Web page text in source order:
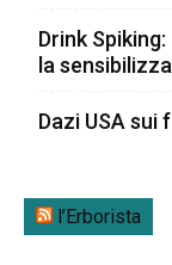
Drink
la
Dazi USA sui
l’Erborista